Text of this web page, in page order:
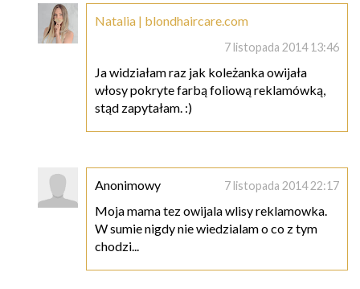
Natalia | blondhaircare.com
7 listopada 2014 13:46
Ja widziałam raz jak koleżanka owijała
włosy pokryte farbą foliową reklamówką,
stąd zapytałam. :)
Anonimowy 7 listopada 2014 22:17
Moja mama tez owijala wlisy reklamowka.
W sumie nigdy nie wiedzialam o co z tym
chodzi...